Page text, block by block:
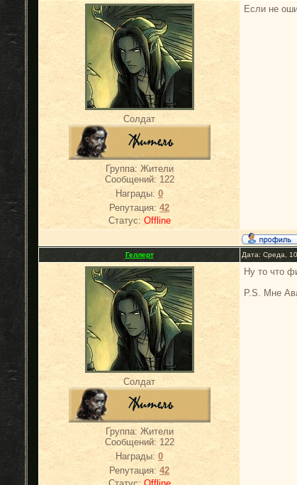
Солдат
Группа: Жители
Сообщений: 122
Награды: 0
Репутация: 42
Статус: Offline
Если не
Геллерт Дата: Среда,
Солдат
Группа: Жители
Сообщений: 122
Награды: 0
Репутация: 42
Ну то что
P.S. Мне